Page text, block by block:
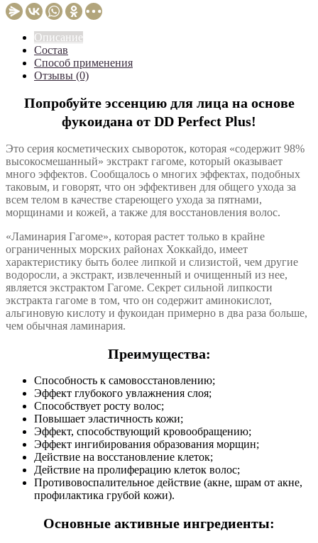
Описание
Состав
Способ применения
Отзывы (0)
Попробуйте эссенцию для лица на основе
фукоидана от DD Perfect Plus!
Это серия косметических сывороток, которая «содержит 98%
высокосмешанный» экстракт гагоме, который оказывает
много эффектов. Сообщалось о многих эффектах, подобных
таковым, и говорят, что он эффективен для общего ухода за
всем телом в качестве стареющего ухода за пятнами,
морщинами и кожей, а также для восстановления волос.
«Ламинария Гагоме», которая растет только в крайне
ограниченных морских районах Хоккайдо, имеет
характеристику быть более липкой и слизистой, чем другие
водоросли, а экстракт, извлеченный и очищенный из нее,
является экстрактом Гагоме. Секрет сильной липкости
экстракта гагоме в том, что он содержит аминокислот,
альгиновую кислоту и фукоидан примерно в два раза больше,
чем обычная ламинария.
Преимущества:
Способность к самовосстановлению;
Эффект глубокого увлажнения слоя;
Способствует росту волос;
Повышает эластичность кожи;
Эффект, способствующий кровообращению;
Эффект ингибирования образования морщин;
Действие на восстановление клеток;
Действие на пролиферацию клеток волос;
Противовоспалительное действие (акне, шрам от акне,
профилактика грубой кожи).
Основные активные ингредиенты: